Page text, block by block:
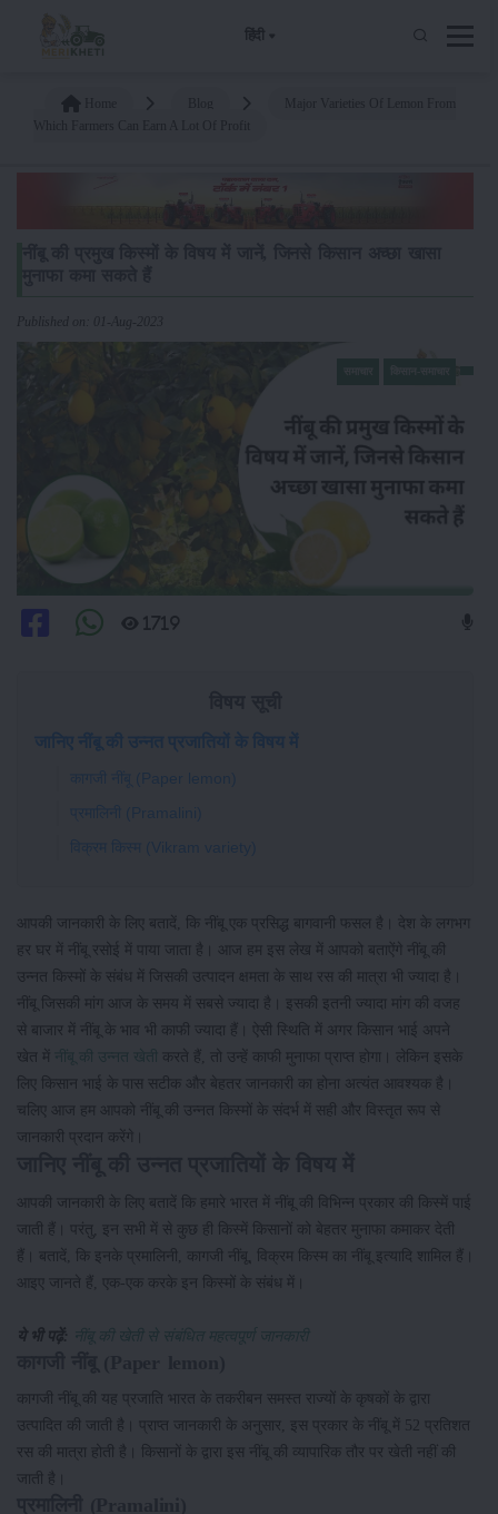
हिंदी
Published on: 01-Aug-2023
1719
जानिए नींबू की उन्नत प्रजातियों के विषय में
कागजी नींबू (Paper lemon)
प्रमालिनी (Pramalini)
विक्रम किस्म (Vikram variety)
आपकी जानकारी के लिए बतादें, कि नींबू एक प्रसिद्ध बागवानी फसल है। देश के लगभग
हर घर में नींबू रसोई में पाया जाता है। आज हम इस लेख में आपको बताऐंगे नींबू की
उन्नत किस्मों के संबंध में जिसकी उत्पादन क्षमता के साथ रस की मात्रा भी ज्यादा है।
नींबू जिसकी मांग आज के समय में सबसे ज्यादा है। इसकी इतनी ज्यादा मांग की वजह
से बाजार में नींबू के भाव भी काफी ज्यादा हैं। ऐसी स्थिति में अगर किसान भाई अपने
खेत में नींबू की उन्नत खेती
करते हैं, तो उन्हें काफी मुनाफा प्राप्त होगा। लेकिन इसके
लिए किसान भाई के पास सटीक और बेहतर जानकारी का होना अत्यंत आवश्यक है।
चलिए आज हम आपको नींबू की उन्नत किस्मों के संदर्भ में सही और विस्तृत रूप से
जानकारी प्रदान करेंगे।
आपकी जानकारी के लिए बतादें कि हमारे भारत में नींबू की विभिन्न प्रकार की किस्में पाई
जाती हैं। परंतु, इन सभी में से कुछ ही किस्में किसानों को बेहतर मुनाफा कमाकर देती
हैं। बतादें, कि इनके प्रमालिनी, कागजी नींबू, विक्रम किस्म का नींबू इत्यादि शामिल हैं।
आइए जानते हैं, एक-एक करके इन किस्मों के संबंध में।
ये भी पढ़ें: नींबू की खेती से संबंधित महत्वपूर्ण जानकारी
कागजी नींबू की यह प्रजाति भारत के तकरीबन समस्त राज्यों के कृषकों के द्वारा
उत्पादित की जाती है। प्राप्त जानकारी के अनुसार, इस प्रकार के नींबू में 52 प्रतिशत
रस की मात्रा होती है। किसानों के द्वारा इस नींबू की व्यापारिक तौर पर खेती नहीं की
जाती है।